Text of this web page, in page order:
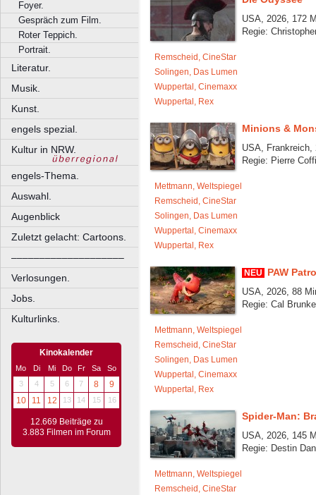
Foyer.
Gespräch zum Film.
Roter Teppich.
Portrait.
Literatur.
Musik.
Kunst.
engels spezial.
Kultur in NRW.
engels-Thema.
Auswahl.
Augenblick
Zuletzt gelacht: Cartoons.
––––––––––––––––––––
Verlosungen.
Jobs.
Kulturlinks.
Kinokalender
Mo Di Mi Do Fr Sa
So
3
4 5 6 7 8
9
10
11 12 13 14 15 16
12.669 Beiträge zu
3.883 Filmen im Forum
USA, 2026, 172
Regie:
Remscheid, CineStar
Solingen, Das Lumen
Wuppertal, Cinemaxx
Wuppertal, Rex
Minions &
USA, Frankreich,
Regie: Pierre
Mettmann, Weltspiegel
Remscheid, CineStar
Solingen, Das Lumen
Wuppertal, Cinemaxx
Wuppertal, Rex
NEU PAW
USA, 2026, 88
Regie: Cal
Mettmann, Weltspiegel
Remscheid, CineStar
Solingen, Das Lumen
Wuppertal, Cinemaxx
Wuppertal, Rex
Spider-Man:
USA, 2026, 145
Regie: Destin
Mettmann, Weltspiegel
Remscheid, CineStar